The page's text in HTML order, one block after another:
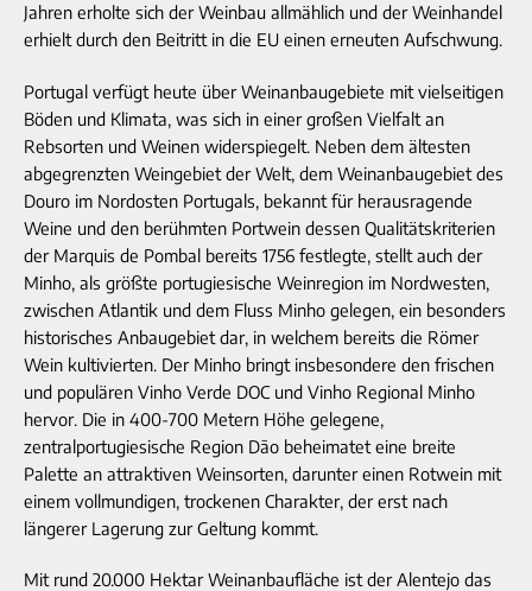
Jahren erholte sich der Weinbau allmählich und der Weinhandel
erhielt durch den Beitritt in die EU einen erneuten Aufschwung.
Portugal verfügt heute über Weinanbaugebiete mit vielseitigen
Böden und Klimata, was sich in einer großen Vielfalt an
Rebsorten und Weinen widerspiegelt. Neben dem ältesten
abgegrenzten Weingebiet der Welt, dem Weinanbaugebiet des
Douro im Nordosten Portugals, bekannt für herausragende
Weine und den berühmten Portwein dessen Qualitätskriterien
der Marquis de Pombal bereits 1756 festlegte, stellt auch der
Minho, als größte portugiesische Weinregion im Nordwesten,
zwischen Atlantik und dem Fluss Minho gelegen, ein besonders
historisches Anbaugebiet dar, in welchem bereits die Römer
Wein kultivierten. Der Minho bringt insbesondere den frischen
und populären Vinho Verde DOC und Vinho Regional Minho
hervor. Die in 400-700 Metern Höhe gelegene,
zentralportugiesische Region Dão beheimatet eine breite
Palette an attraktiven Weinsorten, darunter einen Rotwein mit
einem vollmundigen, trockenen Charakter, der erst nach
längerer Lagerung zur Geltung kommt.
Mit rund 20.000 Hektar Weinanbaufläche ist der Alentejo das